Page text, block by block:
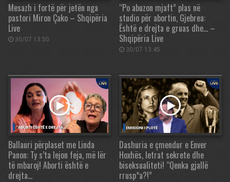
Mesazh i fortë për jetën nga
pastori Miron Çako – Shqipëria
Live
30/07 13:50
“Po abuzon mjaft” plas në
studio për abortin, Gjebrea:
Është e drejta e gruas dhe… –
Shqipëria Live
30/07 13:45
Ballauri përplaset me Linda
Panon: Ty s’ta lejon feja, më lër
të mbaroj! Aborti është e
drejta…
Dashuria e çmendur e Enver
Hoxhës, letrat sekrete dhe
biseksualiteti! “Qenka gjallë
rrusp*a?!”